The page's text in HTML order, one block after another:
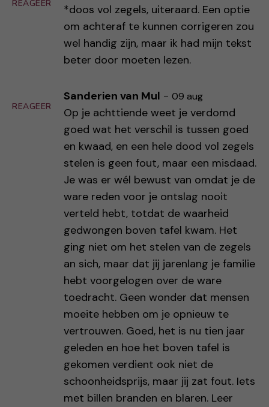
REAGEER
*doos vol zegels, uiteraard. Een optie
om achteraf te kunnen corrigeren zou
wel handig zijn, maar ik had mijn tekst
beter door moeten lezen.
REAGEER
Sanderien van Mul - 09 aug
Op je achttiende weet je verdomd
goed wat het verschil is tussen goed
en kwaad, en een hele dood vol zegels
stelen is geen fout, maar een misdaad.
Je was er wél bewust van omdat je de
ware reden voor je ontslag nooit
verteld hebt, totdat de waarheid
gedwongen boven tafel kwam. Het
ging niet om het stelen van de zegels
an sich, maar dat jij jarenlang je familie
hebt voorgelogen over de ware
toedracht. Geen wonder dat mensen
moeite hebben om je opnieuw te
vertrouwen. Goed, het is nu tien jaar
geleden en hoe het boven tafel is
gekomen verdient ook niet de
schoonheidsprijs, maar jij zat fout. Iets
met billen branden en blaren. Leer